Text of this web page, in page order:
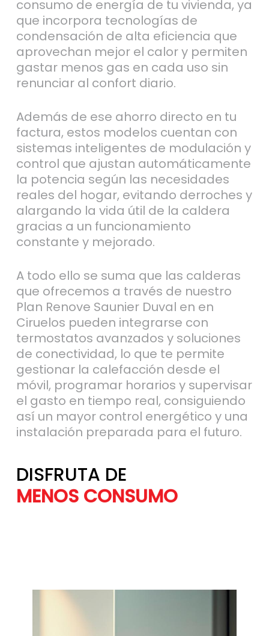
consumo de energía de tu vivienda, ya
que incorpora tecnologías de
condensación de alta eficiencia que
aprovechan mejor el calor y permiten
gastar menos gas en cada uso sin
renunciar al confort diario.
Además de ese ahorro directo en tu
factura, estos modelos cuentan con
sistemas inteligentes de modulación y
control que ajustan automáticamente
la potencia según las necesidades
reales del hogar, evitando derroches y
alargando la vida útil de la caldera
gracias a un funcionamiento
constante y mejorado.
A todo ello se suma que las calderas
que ofrecemos a través de nuestro
Plan Renove Saunier Duval en en
Ciruelos pueden integrarse con
termostatos avanzados y soluciones
de conectividad, lo que te permite
gestionar la calefacción desde el
móvil, programar horarios y supervisar
el gasto en tiempo real, consiguiendo
así un mayor control energético y una
instalación preparada para el futuro.
DISFRUTA DE